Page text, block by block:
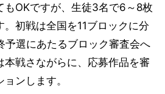
もOKですが、生徒3名で6～8枚
初戦は全国を11ブロックに分
予選にあたるブロック審査会へ
本戦さながらに、応募作品を審
ンします。